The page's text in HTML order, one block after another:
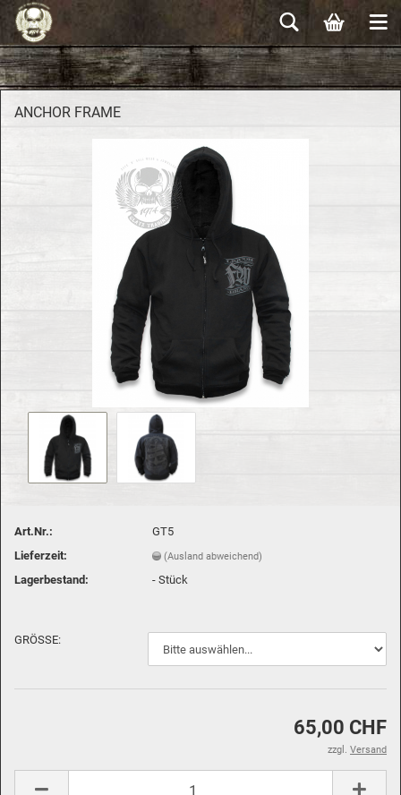
AN­CHOR FRAME
Art.Nr.:
GT5
Lieferzeit:
(Ausland abweichend)
Lagerbestand: -Stück
GRÖSSE:
65,00 CHF
zzgl. Versand